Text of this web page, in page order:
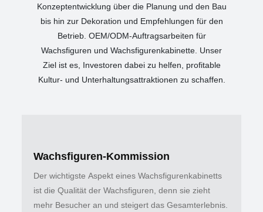
Konzeptentwicklung über die Planung und den Bau
bis hin zur Dekoration und Empfehlungen für den
Betrieb. OEM/ODM-Auftragsarbeiten für
Wachsfiguren und Wachsfigurenkabinette. Unser
Ziel ist es, Investoren dabei zu helfen, profitable
Kultur- und Unterhaltungsattraktionen zu schaffen.
Wachsfiguren-Kommission
Der wichtigste Aspekt eines Wachsfigurenkabinetts
ist die Qualität der Wachsfiguren, denn sie zieht
mehr Besucher an und steigert das Gesamterlebnis.